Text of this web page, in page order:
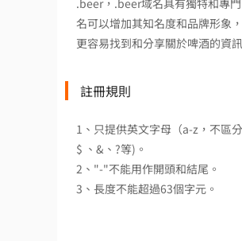
.beer，.beer域名具有獨特和專
名可以增加其知名度和品牌形象
更容易找到和分享關於啤酒的資
註冊規則
1、只提供英文字母（a-z，不區
$ 、&、?等)。
2、"-"不能用作開頭和結尾。
3、長度不能超過63個字元。